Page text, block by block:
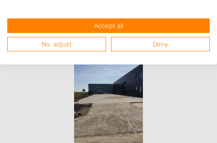
regio Witmarsum met specialisatie
beschoeiing & damwand
Accept all
No, adjust Deny